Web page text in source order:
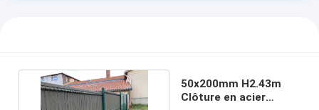
50x200mm H2.43m
Clôture en acier